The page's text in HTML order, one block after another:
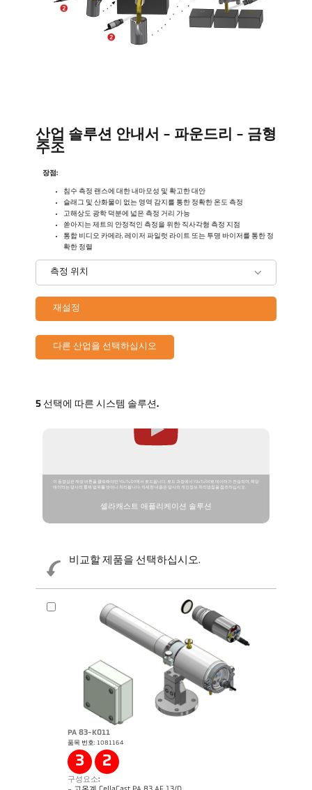
산업 솔루션 안내서 - 파운드리 - 금형
주조
장점:
침수 측정 랜스에 대한 내마모성 및 확고한 대안
슬래그 및 산화물이 없는 영역 감지를 통한 정확한 온도 측정
고해상도 광학 덕분에 넓은 측정 거리 가능
쏟아지는 제트의 안정적인 측정을 위한 직사각형 측정 지점
통합 비디오 카메라, 레이저 파일럿 라이트 또는 투명 바이저를 통한 정
확한 정렬
측정 위치
재설정
다른 산업을 선택하십시오
5 선택에 따른 시스템 솔루션.
이 동영상은 재생 버튼을 클릭해야만 YouTube에서 로드됩니다. 로드 과정에서 YouTube로 데이터가 전송되며, 해당
데이터는 당사의 통제 범위를 벗어나 처리됩니다. 자세한 내용은 당사의 개인정보 처리방침을 참조하십시오.
셀라캐스트 애플리케이션 솔루션
비교할 제품을 선택하십시오.
PA 83-K011
품목 번호: 1081164
3 2
구성요소: